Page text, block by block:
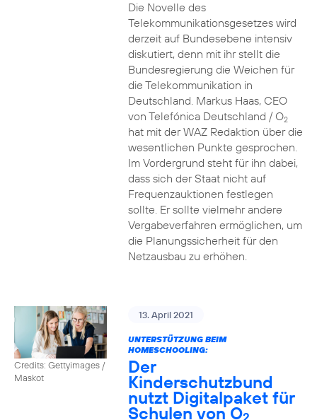
Die Novelle des
Telekommunikationsgesetzes wird
derzeit auf Bundesebene intensiv
diskutiert, denn mit ihr stellt die
Bundesregierung die Weichen für
die Telekommunikation in
Deutschland. Markus Haas, CEO
von Telefónica Deutschland / O2
hat mit der WAZ Redaktion über die
wesentlichen Punkte gesprochen.
Im Vordergrund steht für ihn dabei,
dass sich der Staat nicht auf
Frequenzauktionen festlegen
sollte. Er sollte vielmehr andere
Vergabeverfahren ermöglichen, um
die Planungssicherheit für den
Netzausbau zu erhöhen.
Credits: Gettyimages /
Maskot
13. April 2021
UNTERSTÜTZUNG BEIM
HOMESCHOOLING:
Der
Kinderschutzbund
nutzt Digitalpaket für
Schulen von O2